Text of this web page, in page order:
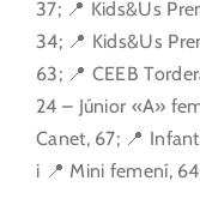
37; 📍 Kids&Us
34; 📍 Kids&Us
63; 📍 CEEB
24 – Júnior «A»
Canet, 67; 📍
i 📍 Mini femení,